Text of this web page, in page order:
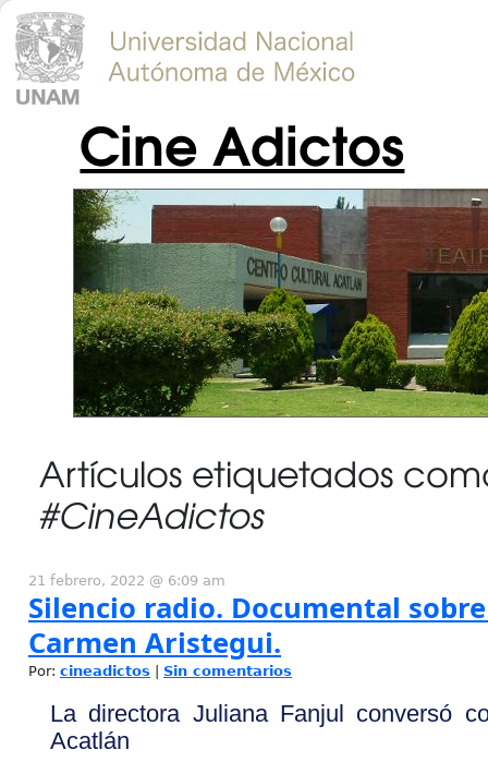
Cine Adictos
Artículos etiquetados
#CineAdictos
21 febrero, 2022 @ 6:09 am
Silencio radio. Documental
Carmen Aristegui.
Por: cineadictos Sin comentarios
La directora Juliana Fanjul conversó
Acatlán